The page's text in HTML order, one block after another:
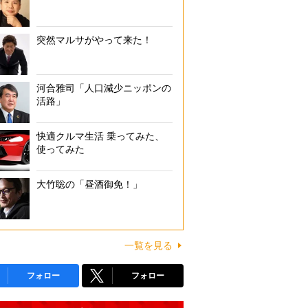
突然マルサがやって来た！
河合雅司「人口減少ニッポンの
活路」
快適クルマ生活 乗ってみた、
使ってみた
大竹聡の「昼酒御免！」
一覧を見る
フォロー フォロー